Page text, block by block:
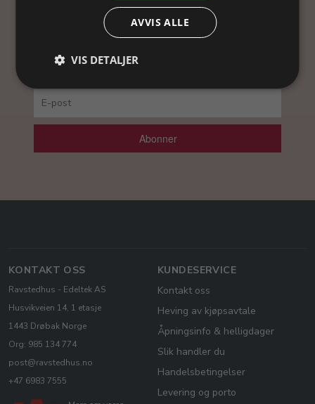
Ved å abonnere på vårt nyhetsbrev, godtar du vår
personvernpolitikk.
Abonner
KONTAKT OSS
Ravstedhus - Edeltek AS
Husvikveien 14, 1 etasje
1443 Drøbak Norge
Org: 985 134 774
post@ravstedhus.no
+47 6983 7555
KUNDESERVICE
Kontakt oss
Heving av kjøpsavtale
Åpningsinfo & helligdager
Slik handler du
Handelsbetingelser
Levering og porto
AVVIS ALLE
VIS DETALJER